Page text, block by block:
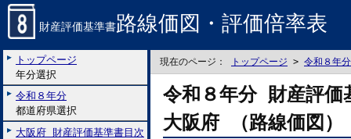
財産評価基準書路線価図・評価倍率表
トップページ
年分選択
令和８年分
都道府県選択
大阪府 財産評価基準書目次
現在のページ： トップページ > 令和８年分
令和８年分 財産評価
大阪府 （路線価図）